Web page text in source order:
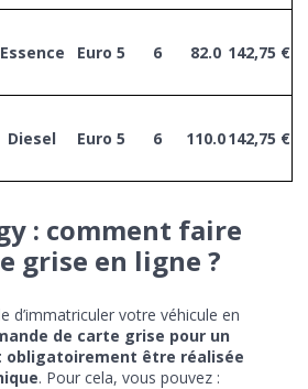
Essence Euro 5 6 82.0 142,75 €
Diesel Euro 5 6 110.0142,75 €
: comment faire
grise en ligne ?
d’immatriculer votre véhicule en
de carte grise pour un
obligatoirement être réalisée
. Pour cela, vous pouvez :